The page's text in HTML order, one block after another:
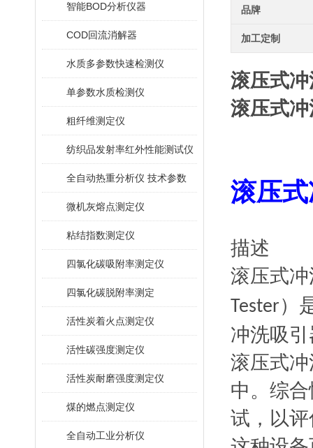
智能BOD分析仪器
COD回流消解器
水质多参数快速检测仪
单参数水质检测仪
粗纤维测定仪
纺织品发射率红外性能测试仪
全自动热重分析仪 技术参数
微机灰熔点测定仪
粘结指数测定仪
四氯化碳吸附率测定仪
四氯化碳脱附率测定
活性炭着火点测定仪
活性碳强度测定仪
活性炭耐磨强度测定仪
煤的燃点测定仪
全自动工业分析仪
品牌
加工定制
滚压式
滚压式
滚压
描述
滚压式
Tester）
冲洗吸
滚压式
中。综
试，以